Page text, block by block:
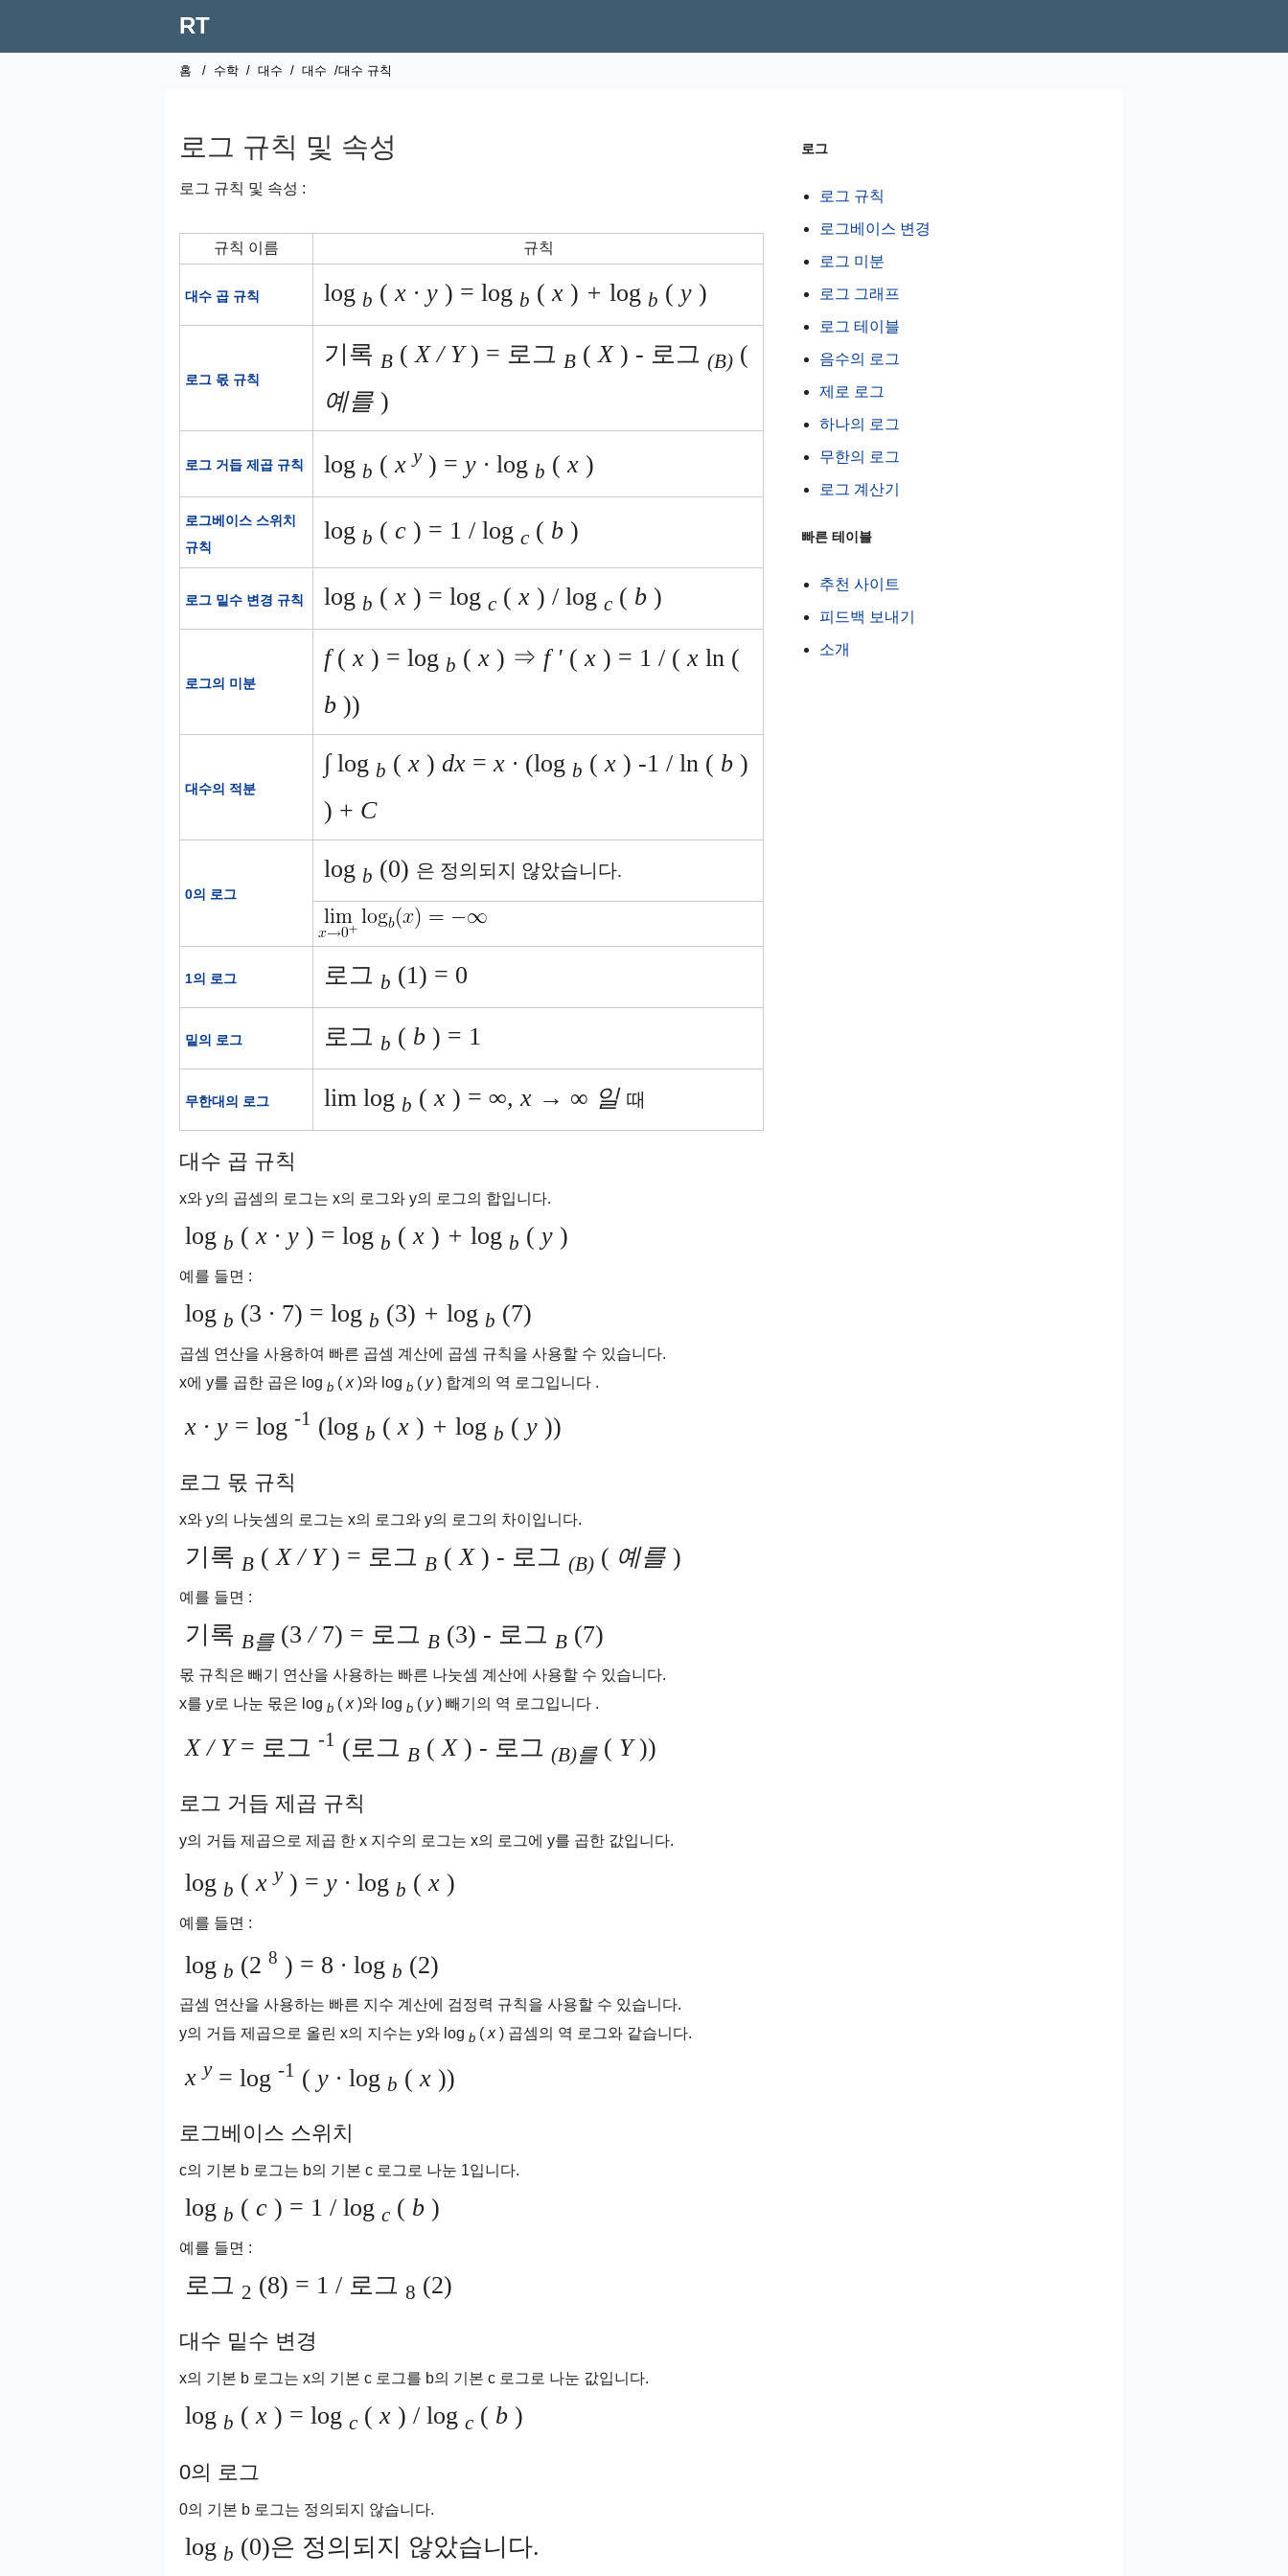
RT
홈 / 수학 / 대수 / 대수 /대수 규칙
로그 규칙 및 속성
로그 규칙 및 속성 :
규칙 이름 규칙
대수 곱 규칙 log b (x ∙ y ) = log b (x ) + log b ( y )
로그 몫 규칙
기록 B (X / Y) = 로그 B (X) - 로그 (B) (
예를 )
로그 거듭 제곱 규칙 log b ( xy) = y ∙ log b ( x )
로그베이스 스위치
규칙
log b ( c ) = 1 / log c ( b )
로그 밑수 변경 규칙 log b (x ) = log c (x ) / log c ( b )
로그의 미분
f(x ) = log b (x ) ⇒ f ' (x ) = 1 / (x ln (
b ))
대수의 적분
∫log b (x ) dx =x ∙ (log b (x ) -1 / ln ( b )
) + C
0의 로그
log b (0) 은 정의되지 않았습니다.
1의 로그 로그 b (1) = 0
밑의 로그 로그 b ( b ) = 1
무한대의 로그 lim log b (x ) = ∞,x → ∞ 일 때
대수 곱 규칙
x와 y의 곱셈의 로그는 x의 로그와 y의 로그의 합입니다.
log b (x ∙ y ) = log b (x ) + log b ( y )
예를 들면 :
log b (3 ∙ 7) = log b (3) + log b (7)
곱셈 연산을 사용하여 빠른 곱셈 계산에 곱셈 규칙을 사용할 수 있습니다.
x에 y를 곱한 곱은 log b ( x)와 log b ( y) 합계의 역 로그입니다 .
x ∙ y = log -1 (log b (x ) + log b ( y ))
로그 몫 규칙
x와 y의 나눗셈의 로그는 x의 로그와 y의 로그의 차이입니다.
기록 B (X / Y) = 로그 B (X) - 로그 (B) ( 예를 )
예를 들면 :
기록 B를(3/7) = 로그 B (3) - 로그 B (7)
몫 규칙은 빼기 연산을 사용하는 빠른 나눗셈 계산에 사용할 수 있습니다.
x를 y로 나눈 몫은 log b ( x)와 log b ( y) 빼기의 역 로그입니다 .
X / Y= 로그 -1 (로그 B (X) - 로그 (B)를( Y))
로그 거듭 제곱 규칙
y의 거듭 제곱으로 제곱 한 x 지수의 로그는 x의 로그에 y를 곱한 값입니다.
log b ( xy) = y ∙ log b ( x )
예를 들면 :
log b (2 8 ) = 8 ∙ log b (2)
곱셈 연산을 사용하는 빠른 지수 계산에 검정력 규칙을 사용할 수 있습니다.
y의 거듭 제곱으로 올린 x의 지수는 y와 log b ( x) 곱셈의 역 로그와 같습니다.
xy= log -1 ( y ∙ log b ( x ))
로그베이스 스위치
c의 기본 b 로그는 b의 기본 c 로그로 나눈 1입니다.
log b ( c ) = 1 / log c ( b )
예를 들면 :
로그 2 (8) = 1 / 로그 8 (2)
대수 밑수 변경
x의 기본 b 로그는 x의 기본 c 로그를 b의 기본 c 로그로 나눈 값입니다.
log b (x ) = log c (x ) / log c ( b )
0의 로그
0의 기본 b 로그는 정의되지 않습니다.
log b (0)은 정의되지 않았습니다.
로그
로그 규칙
로그베이스 변경
로그 미분
로그 그래프
로그 테이블
음수의 로그
제로 로그
하나의 로그
무한의 로그
로그 계산기
빠른 테이블
추천 사이트
피드백 보내기
소개